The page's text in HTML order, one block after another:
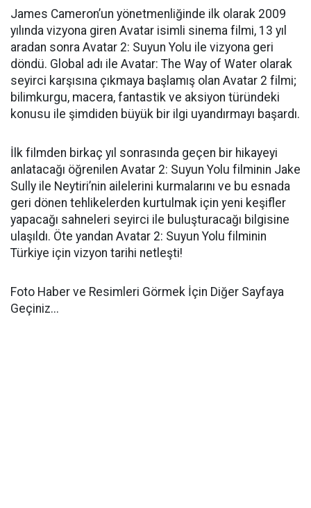
James Cameron’un yönetmenliğinde ilk olarak 2009
yılında vizyona giren Avatar isimli sinema filmi, 13 yıl
aradan sonra Avatar 2: Suyun Yolu ile vizyona geri
döndü. Global adı ile Avatar: The Way of Water olarak
seyirci karşısına çıkmaya başlamış olan Avatar 2 filmi;
bilimkurgu, macera, fantastik ve aksiyon türündeki
konusu ile şimdiden büyük bir ilgi uyandırmayı başardı.
İlk filmden birkaç yıl sonrasında geçen bir hikayeyi
anlatacağı öğrenilen Avatar 2: Suyun Yolu filminin Jake
Sully ile Neytiri’nin ailelerini kurmalarını ve bu esnada
geri dönen tehlikelerden kurtulmak için yeni keşifler
yapacağı sahneleri seyirci ile buluşturacağı bilgisine
ulaşıldı. Öte yandan Avatar 2: Suyun Yolu filminin
Türkiye için vizyon tarihi netleşti!
Foto Haber ve Resimleri Görmek İçin Diğer Sayfaya
Geçiniz...